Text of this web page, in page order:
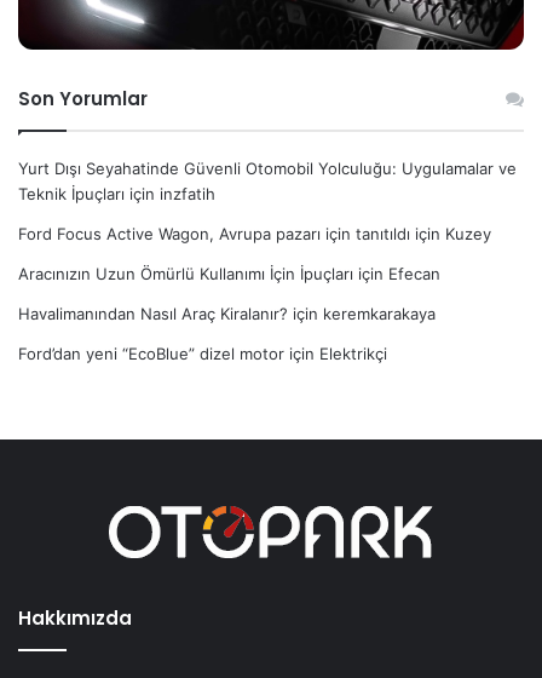
Son Yorumlar
Yurt Dışı Seyahatinde Güvenli Otomobil Yolculuğu: Uygulamalar ve
Teknik İpuçları için inzfatih
Ford Focus Active Wagon, Avrupa pazarı için tanıtıldı için Kuzey
Aracınızın Uzun Ömürlü Kullanımı İçin İpuçları için Efecan
Havalimanından Nasıl Araç Kiralanır? için keremkarakaya
Ford’dan yeni “EcoBlue” dizel motor için Elektrikçi
Hakkımızda